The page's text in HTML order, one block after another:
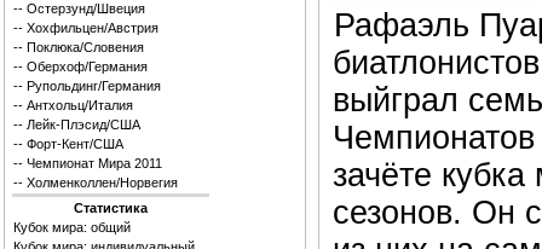
-- Остерзунд/Швеция
-- Хохфильцен/Австрия
-- Поклюка/Словения
-- Оберхоф/Германия
-- Рупольдинг/Германия
-- Антхольц/Италия
-- Лейк-Плэсид/США
-- Форт-Кент/США
-- Чемпионат Мира 2011
-- Холменколлен/Норвегия
Статистика
Кубок мира: общий
Рафаэль
выйграл
зачёте
сезонов. Он